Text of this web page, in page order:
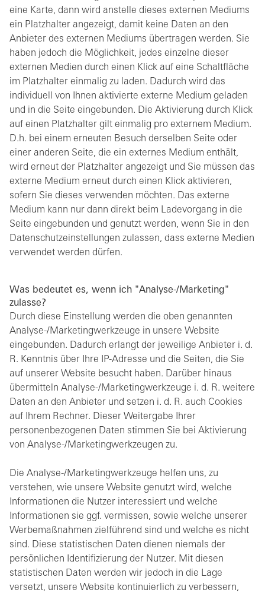
eine Karte, dann wird anstelle dieses externen Mediums
ein Platzhalter angezeigt, damit keine Daten an den
Anbieter des externen Mediums übertragen werden. Sie
haben jedoch die Möglichkeit, jedes einzelne dieser
externen Medien durch einen Klick auf eine Schaltfläche
im Platzhalter einmalig zu laden. Dadurch wird das
individuell von Ihnen aktivierte externe Medium geladen
und in die Seite eingebunden. Die Aktivierung durch Klick
auf einen Platzhalter gilt einmalig pro externem Medium.
D.h. bei einem erneuten Besuch derselben Seite oder
einer anderen Seite, die ein externes Medium enthält,
wird erneut der Platzhalter angezeigt und Sie müssen das
externe Medium erneut durch einen Klick aktivieren,
sofern Sie dieses verwenden möchten. Das externe
Medium kann nur dann direkt beim Ladevorgang in die
Seite eingebunden und genutzt werden, wenn Sie in den
Datenschutzeinstellungen zulassen, dass externe Medien
verwendet werden dürfen.
Was bedeutet es, wenn ich "Analyse-/Marketing"
zulasse?
Durch diese Einstellung werden die oben genannten
Analyse-/Marketingwerkzeuge in unsere Website
eingebunden. Dadurch erlangt der jeweilige Anbieter i. d.
R. Kenntnis über Ihre IP-Adresse und die Seiten, die Sie
auf unserer Website besucht haben. Darüber hinaus
übermitteln Analyse-/Marketingwerkzeuge i. d. R. weitere
Daten an den Anbieter und setzen i. d. R. auch Cookies
auf Ihrem Rechner. Dieser Weitergabe Ihrer
personenbezogenen Daten stimmen Sie bei Aktivierung
von Analyse-/Marketingwerkzeugen zu.
Die Analyse-/Marketingwerkzeuge helfen uns, zu
verstehen, wie unsere Website genutzt wird, welche
Informationen die Nutzer interessiert und welche
Informationen sie ggf. vermissen, sowie welche unserer
Werbemaßnahmen zielführend sind und welche es nicht
sind. Diese statistischen Daten dienen niemals der
persönlichen Identifizierung der Nutzer. Mit diesen
statistischen Daten werden wir jedoch in die Lage
versetzt, unsere Website kontinuierlich zu verbessern,